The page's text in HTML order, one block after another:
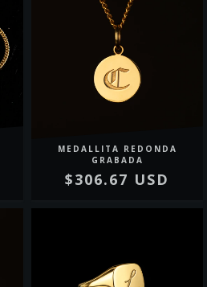
MEDALLITA REDONDA
GRABADA
$306.67 USD